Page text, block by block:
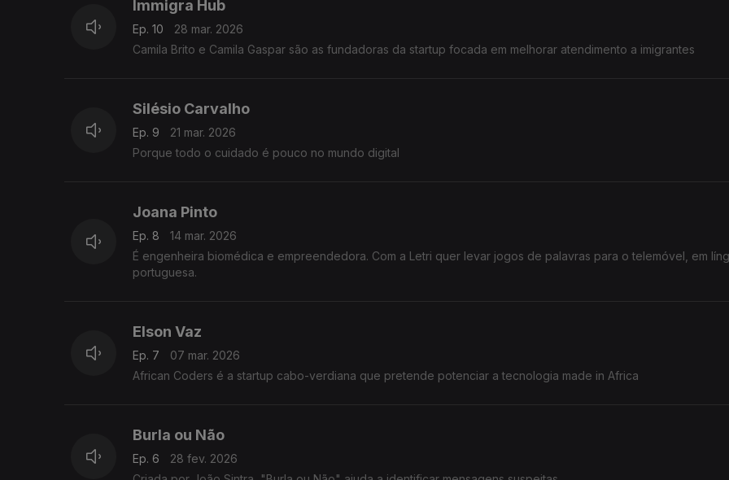
Immigra Hub
Ep. 10
28 mar. 2026
Camila Brito e Camila Gaspar são as fundadoras da startup focada em melhorar atendimento a imigrantes
Silésio Carvalho
Ep. 9
21 mar. 2026
Porque todo o cuidado é pouco no mundo digital
Joana Pinto
Ep. 8
14 mar. 2026
É engenheira biomédica e empreendedora. Com a Letri quer levar jogos de palavras para o telemóvel, em língua
portuguesa.
Elson Vaz
Ep. 7
07 mar. 2026
African Coders é a startup cabo-verdiana que pretende potenciar a tecnologia made in Africa
Burla ou Não
Ep. 6
28 fev. 2026